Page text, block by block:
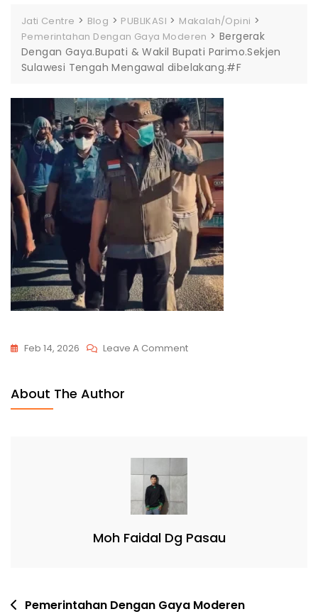
Jati Centre > Blog > PUBLIKASI > Makalah/Opini >
Pemerintahan Dengan Gaya Moderen >Bergerak
Dengan Gaya.Bupati & Wakil Bupati Parimo.Sekjen
Sulawesi Tengah Mengawal dibelakang.#F
Feb 14, 2026 Leave A Comment
About The Author
Moh Faidal Dg Pasau
Pemerintahan Dengan Gaya Moderen